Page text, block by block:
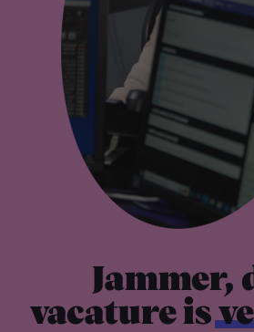
Jammer,
vacature is